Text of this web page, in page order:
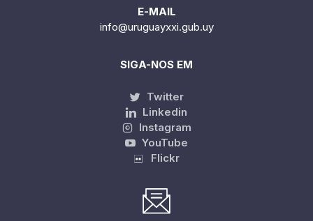
E-MAIL
info@uruguayxxi.gub.uy
SIGA-NOS EM
Twitter
Linkedin
Instagram
YouTube
Flickr